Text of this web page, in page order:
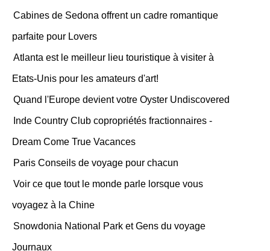
Cabines de Sedona offrent un cadre romantique
parfaite pour Lovers
Atlanta est le meilleur lieu touristique à visiter à
Etats-Unis pour les amateurs d'art!
Quand l'Europe devient votre Oyster Undiscovered
Inde Country Club copropriétés fractionnaires -
Dream Come True Vacances
Paris Conseils de voyage pour chacun
Voir ce que tout le monde parle lorsque vous
voyagez à la Chine
Snowdonia National Park et Gens du voyage
Journaux